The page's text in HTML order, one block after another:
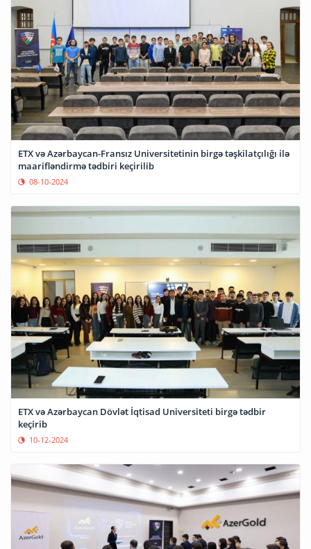
ETX və Azərbaycan-Fransız Universitetinin birgə təşkilatçılığı ilə
maarifləndirmə tədbiri keçirilib
08-10-2024
ETX və Azərbaycan Dövlət İqtisad Universiteti birgə tədbir
keçirib
10-12-2024